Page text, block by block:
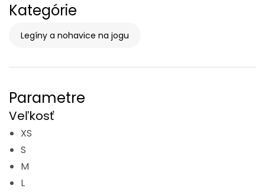
Kategórie
Legíny a nohavice na jogu
Parametre
Veľkosť
XS
S
M
L